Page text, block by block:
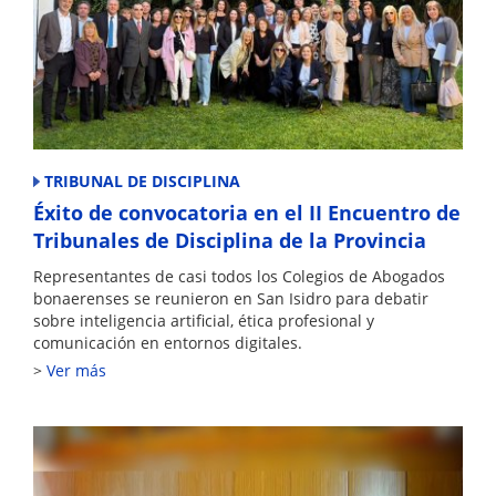
TRIBUNAL DE DISCIPLINA
Éxito de convocatoria en el II Encuentro de
Tribunales de Disciplina de la Provincia
Representantes de casi todos los Colegios de Abogados
bonaerenses se reunieron en San Isidro para debatir
sobre inteligencia artificial, ética profesional y
comunicación en entornos digitales.
Ver más